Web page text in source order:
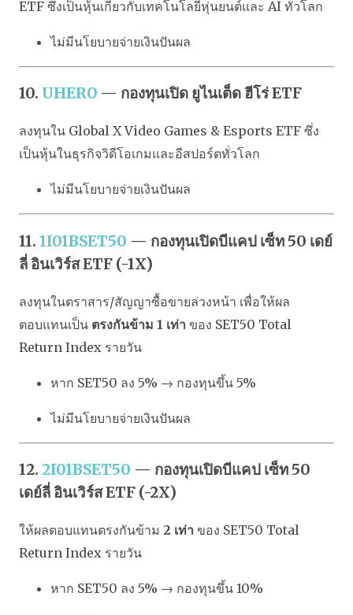
ETF ซึ่งเป็นหุ้นเกี่ยวกับเทคโนโลยีหุ่นยนต์และ AI ทั่วโลก
ไม่มีนโยบายจ่ายเงินปันผล
10. UHERO — กองทุนเปิด ยูไนเต็ด ฮีโร่ ETF
ลงทุนใน Global X Video Games & Esports ETF ซึ่ง
เป็นหุ้นในธุรกิจวิดีโอเกมและอีสปอร์ตทั่วโลก
ไม่มีนโยบายจ่ายเงินปันผล
11. 1I01BSET50 — กองทุนเปิดบีแคป เซ็ท 50 เดย์
ลี่ อินเวิร์ส ETF (-1X)
ลงทุนในตราสาร/สัญญาซื้อขายล่วงหน้า เพื่อให้ผล
ตอบแทนเป็น ตรงกันข้าม 1 เท่า ของ SET50 Total
Return Index รายวัน
หาก SET50 ลง 5% → กองทุนขึ้น 5%
ไม่มีนโยบายจ่ายเงินปันผล
12. 2I01BSET50 — กองทุนเปิดบีแคป เซ็ท 50
เดย์ลี่ อินเวิร์ส ETF (-2X)
ให้ผลตอบแทนตรงกันข้าม 2 เท่า ของ SET50 Total
Return Index รายวัน
หาก SET50 ลง 5% → กองทุนขึ้น 10%